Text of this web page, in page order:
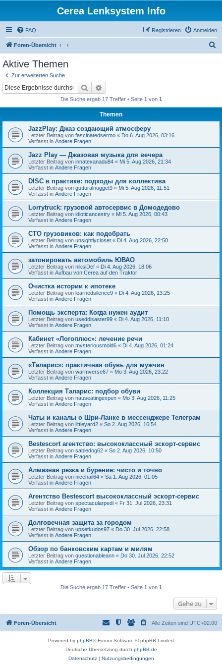
Cerea Lenksystem Info
FAQ Anmelden
Registrieren
Foren-Übersicht
Aktive Themen
Zur erweiterten Suche
Suche
Die Suche ergab 17 Treffer • Seite 1 von 1
Themen
JazzPlay: Джаз создающий атмосферу
Letzter Beitrag von fascinatedsermo « Do 6. Aug 2026, 03:16
Verfasst in Andere Fragen
Jazz Play — Джазовая музыка для вечера
Letzter Beitrag von innatexanadu84 « Mi 5. Aug 2026, 21:34
Verfasst in Andere Fragen
DISC в практике: подходы для коллектива
Letzter Beitrag von gutturalnugget9 « Mi 5. Aug 2026, 11:51
Verfasst in Andere Fragen
Lorrytruck: грузовой автосервис в Домодедово
Letzter Beitrag von idioticancestry « Mi 5. Aug 2026, 00:43
Verfasst in Andere Fragen
СТО грузовиков: как подобрать
Letzter Beitrag von unsightlycloset « Di 4. Aug 2026, 22:50
Verfasst in Andere Fragen
затонировать автомобиль ЮВАО
Letzter Beitrag von niksiDef « Di 4. Aug 2026, 18:06
Verfasst in Aufbau von Cerea auf den Traktor
Очистка истории к ипотеке
Letzter Beitrag von learnedsilence9 « Di 4. Aug 2026, 13:25
Verfasst in Andere Fragen
Помощь эксперта: Когда нужен аудит
Letzter Beitrag von useddisaster99 « Di 4. Aug 2026, 11:10
Verfasst in Andere Fragen
Кабинет «Логоплюс»: лечение речи
Letzter Beitrag von mysteriousmold6 « Di 4. Aug 2026, 01:24
Verfasst in Andere Fragen
«Таларис»: практичная обувь для мужчин
Letzter Beitrag von warmverse67 « Mo 3. Aug 2026, 23:22
Verfasst in Andere Fragen
Коллекция Таларис: подбор обуви
Letzter Beitrag von nauseatingexpen « Mo 3. Aug 2026, 11:25
Verfasst in Andere Fragen
Чаты и каналы о Шри-Ланке в мессенджере Телеграм
Letzter Beitrag von littleyard2 « So 2. Aug 2026, 16:54
Verfasst in Andere Fragen
Bestescort агентство: высококлассный эскорт-сервис
Letzter Beitrag von sabledog62 « So 2. Aug 2026, 10:50
Verfasst in Andere Fragen
Алмазная резка и бурение: чисто и точно
Letzter Beitrag von nicehail64 « Sa 1. Aug 2026, 01:05
Verfasst in Andere Fragen
Агентство Bestescort высококлассный эскорт-сервис
Letzter Beitrag von spectacularpedi « Fr 31. Jul 2026, 23:31
Verfasst in Andere Fragen
Долговечная защита за городом
Letzter Beitrag von upsetkudos97 « Do 30. Jul 2026, 22:58
Verfasst in Andere Fragen
Обзор по банковским картам и милям
Letzter Beitrag von questionableann « Do 30. Jul 2026, 22:52
Verfasst in Andere Fragen
Die Suche ergab 17 Treffer • Seite 1 von 1
Gehe zu
Foren-Übersicht Alle Zeiten sind UTC+02:00
Powered by phpBB® Forum Software © phpBB Limited
Deutsche Übersetzung durch phpBB.de
Datenschutz| Nutzungsbedingungen